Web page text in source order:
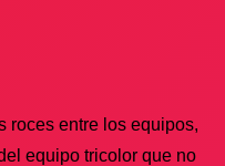
roces entre los equipos,
equipo tricolor que no